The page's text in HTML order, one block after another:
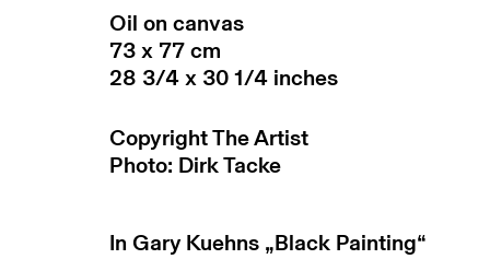
subscribe to our newsletter
copyright © 2026 max goelitz
Oil on canvas
73 x 77 cm
28 3/4 x 30 1/4 inches
Copyright The Artist
Photo: Dirk Tacke
In Gary Kuehns „Black Painting“